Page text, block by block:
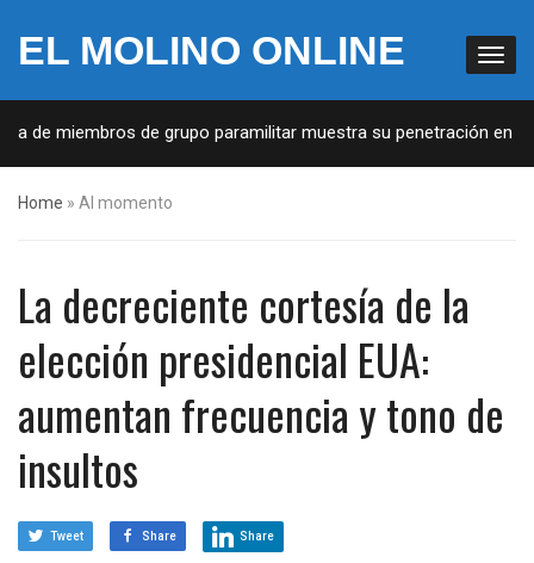
EL MOLINO ONLINE
de miembros de grupo paramilitar muestra su penetración en la
Home » Al momento
La decreciente cortesía de la
elección presidencial EUA:
aumentan frecuencia y tono de
insultos
Tweet Share Share